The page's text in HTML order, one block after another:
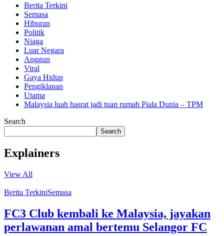
Berita Terkini
Semasa
Hiburan
Politik
Niaga
Luar Negara
Anggun
Viral
Gaya Hidup
Pengiklanan
Utama
Malaysia luah hasrat jadi tuan rumah Piala Dunia – TPM
Search
Search
Explainers
View All
Berita TerkiniSemasa
FC3 Club kembali ke Malaysia, jayakan
perlawanan amal bertemu Selangor FC